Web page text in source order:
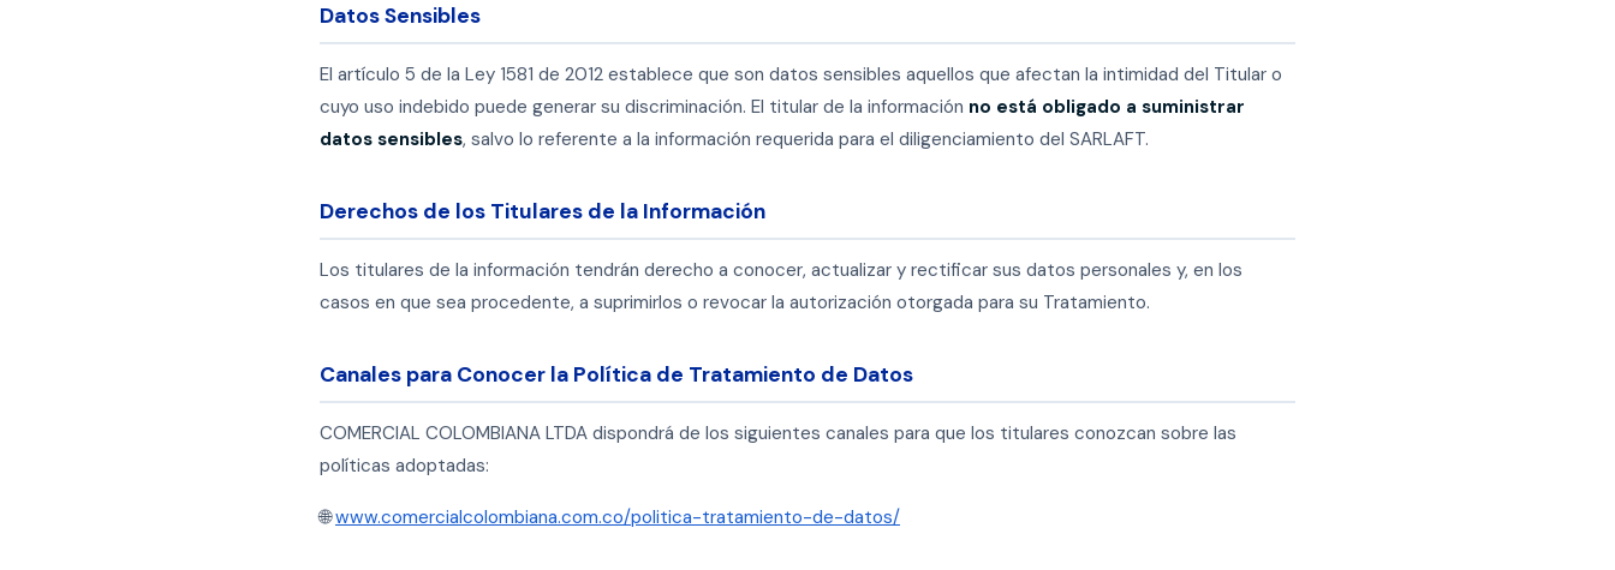
Datos Sensibles
El artículo 5 de la Ley 1581 de 2012 establece que son datos sensibles aquellos que afectan la intimidad del Titular o
cuyo uso indebido puede generar su discriminación. El titular de la información no está obligado a suministrar
datos sensibles, salvo lo referente a la información requerida para el diligenciamiento del SARLAFT.
Derechos de los Titulares de la Información
Los titulares de la información tendrán derecho a conocer, actualizar y rectificar sus datos personales y, en los
casos en que sea procedente, a suprimirlos o revocar la autorización otorgada para su Tratamiento.
Canales para Conocer la Política de Tratamiento de Datos
COMERCIAL COLOMBIANA LTDA dispondrá de los siguientes canales para que los titulares conozcan sobre las
políticas adoptadas:
🌐www.comercialcolombiana.com.co/politica-tratamiento-de-datos/